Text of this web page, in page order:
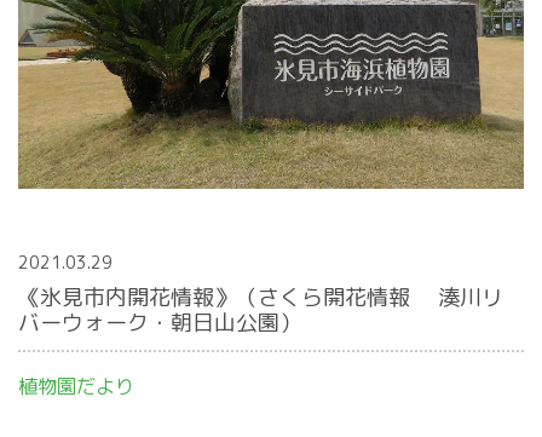
2021.03.29
《氷見市内開花情報》（さくら開花情報 湊川リ
バーウォーク・朝日山公園）
植物園だより